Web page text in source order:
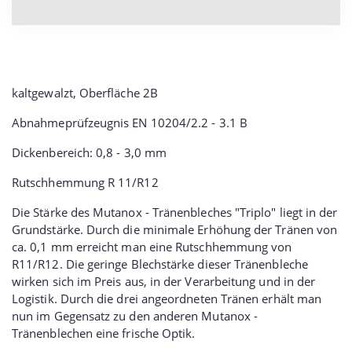
kaltgewalzt, Oberfläche 2B
Abnahmeprüfzeugnis EN 10204/2.2 - 3.1 B
Dickenbereich: 0,8 - 3,0 mm
Rutschhemmung R 11/R12
Die Stärke des Mutanox - Tränenbleches "Triplo" liegt in der
Grundstärke. Durch die minimale Erhöhung der Tränen von
ca. 0,1 mm erreicht man eine Rutschhemmung von
R11/R12. Die geringe Blechstärke dieser Tränenbleche
wirken sich im Preis aus, in der Verarbeitung und in der
Logistik. Durch die drei angeordneten Tränen erhält man
nun im Gegensatz zu den anderen Mutanox -
Tränenblechen eine frische Optik.